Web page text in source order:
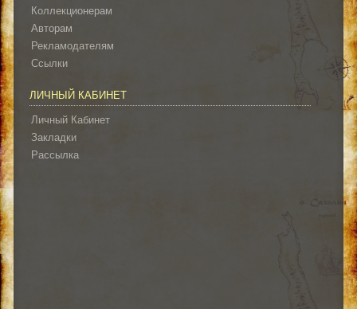
Коллекционерам
Авторам
Рекламодателям
Ссылки
ЛИЧНЫЙ КАБИНЕТ
Личный Кабинет
Закладки
Рассылка